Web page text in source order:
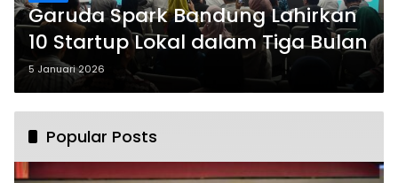
Garuda Spark Bandung Lahirkan
10 Startup Lokal dalam Tiga Bulan
5 Januari 2026
Popular Posts